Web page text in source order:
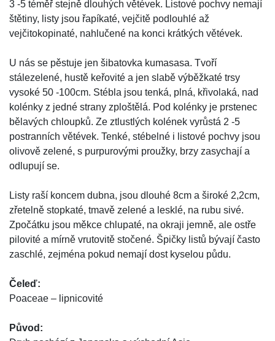
3 -5 téměř stejně dlouhých větévek. Listové pochvy nemají
štětiny, listy jsou řapíkaté, vejčitě podlouhlé až
vejčitokopinaté, nahlučené na konci krátkých větévek.
U nás se pěstuje jen šibatovka kumasasa. Tvoří
stálezelené, hustě keřovité a jen slabě výběžkaté trsy
vysoké 50 -100cm. Stébla jsou tenká, plná, křivolaká, nad
kolénky z jedné strany zploštělá. Pod kolénky je prstenec
bělavých chloupků. Ze ztlustlých kolének vyrůstá 2 -5
postranních větévek. Tenké, stébelné i listové pochvy jsou
olivově zelené, s purpurovými proužky, brzy zasychají a
odlupují se.
Listy raší koncem dubna, jsou dlouhé 8cm a široké 2,2cm,
zřetelně stopkaté, tmavě zelené a lesklé, na rubu sivé.
Zpočátku jsou měkce chlupaté, na okraji jemně, ale ostře
pilovité a mírně vrutovitě stočené. Špičky listů bývají často
zaschlé, zejména pokud nemají dost kyselou půdu.
Čeleď:
Poaceae – lipnicovité
Původ: